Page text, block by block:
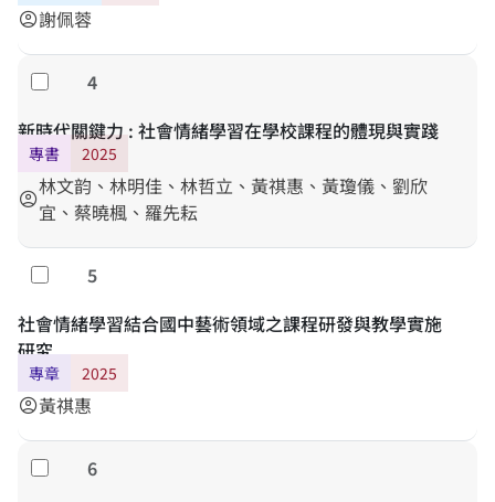
account_circle謝佩蓉
勾選
4
新時代關鍵力 : 社會情緒學習在學校課程的體現與實踐
專書 2025
account_circle林文韵、林明佳、林哲立、黃祺惠、黃瓊儀、劉欣
宜、蔡曉楓、羅先耘
勾選
5
社會情緒學習結合國中藝術領域之課程研發與教學實施
研究
專章 2025
account_circle黃祺惠
勾選
6